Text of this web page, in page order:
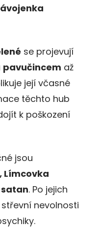
se projevují
pavučincem až
její včasné
těchto hub
k poškození
jsou
Límcovka
. Po jejich
nevolnosti